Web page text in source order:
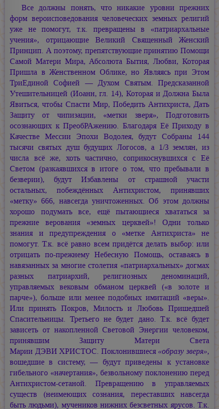
Все должны понять, что никакие уровни прежних
форм вероисповедования человеческих земных религий
уже не помогут, т.к. превращены в «патриархальные
учения», отрицающие Великий Священный Женский
Принцип. А поэтому, препятствующие принятию Помощи
Самой Матери Мира, Абсолюта Бытия, Любви, Которая
Пришла в Женственном Облике, но Являясь при Этом
ТриЕдиной Софией — Духом Святым. Предсказанной
Утешительницей (Иоанн, гл. 14), Которая и Должна Была
Явиться, чтобы Спасти Мир, Победить Антихриста, Дать
Защиту от чипизации, «метки зверя», Подготовить
осознающих к ПреобРАжению. Благодаря Её Приходу в
Качестве Мессии Эпохи Водолея, будут Собраны 144
тысячи святых душ будущих Логосов, а 1/3 землян, из
числа всё же, хоть частично, соприкоснувшихся с Её
Светом (разкаявшихся в итоге о том, что пребывали в
безверии), будут Избавлены от страшной участи
остальных, побеждённых Антихристом, принявших
«метку» 666, навсегда уничтоженных. Об этом должны
хорошо подумать все, ещё пытающиеся хвататься за
прежние верования «земных церквей»! Одни только
знания и предупреждения о «метке Антихриста» не
помогут. Т.к. всё равно всем придётся делать выбор: или
отрицать по-прежнему Небесную Помощь, оставаясь в
навязанных за многие столетия «патриархальных» догмах
разных патриархий, религиозных деноминаций,
управляемых вековым обманом церквей («в золоте и
парче»), больше или менее подобных имитаций «веры».
Или принять Покров, Милость и Любовь Пришедшей
Спасительницы. Третьего не будет дано. Т.к. всё будет
зависеть от накопленной Световой Энергии человеком,
принявшим Защиту Матери Света
Марии ДЭВИ ХРИСТОС. Поклонившиеся «образу зверя»,
вошедшие в систему, — будут приведены к установке
гибельного «начертания», безвольному поклонению перед
Антихристом-сетаной. Превращению в управляемых
существ (неимеющих сознания, переставших навсегда
быть людьми), мучеников нижних безсветных ярусов. Т.к.